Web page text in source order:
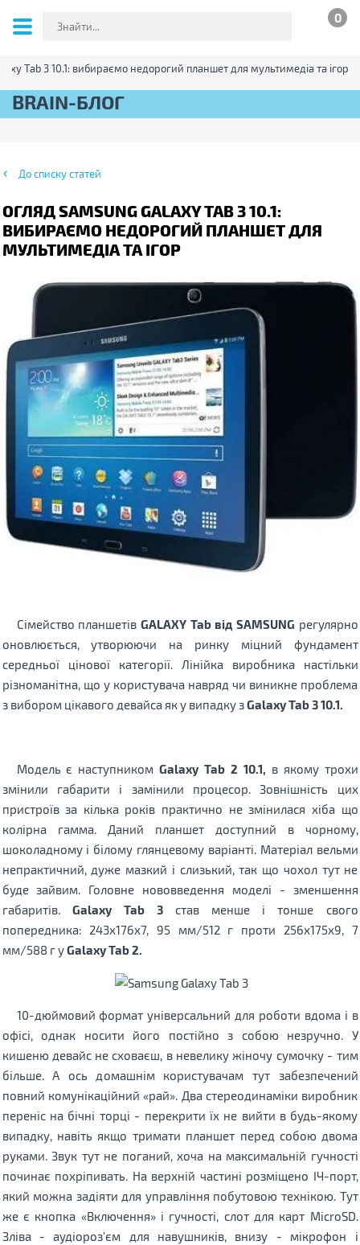
0
Tab 3 10.1: вибираємо недорогий планшет для мультимедіа та ігор
BRAIN-БЛОГ
До списку статей
ОГЛЯД SAMSUNG GALAXY TAB 3 10.1:
ВИБИРАЄМО НЕДОРОГИЙ ПЛАНШЕТ ДЛЯ
МУЛЬТИМЕДІА ТА ІГОР
Сімейство планшетів GALAXY Tab від SAMSUNG регулярно
оновлюється, утворюючи на ринку міцний фундамент
середньої цінової категорії. Лінійка виробника настільки
різноманітна, що у користувача навряд чи виникне проблема
з вибором цікавого девайса як у випадку зGalaxy Tab 3 10.1.
Модель є наступникомGalaxy Tab 2 10.1, в якому трохи
змінили габарити і замінили процесор. Зовнішність цих
пристроїв за кілька років практично не змінилася хіба що
колірна гамма. Даний планшет доступний в чорному,
шоколадному і білому глянцевому варіанті. Матеріал вельми
непрактичний, дуже мазкий і слизький, так що чохол тут не
буде зайвим. Головне нововведення моделі - зменшення
габаритів. Galaxy Tab 3став менше і тонше свого
попередника: 243x176x7, 95 мм/512 г проти 256х175х9, 7
мм/588 г уGalaxy Tab 2.
10-дюймовий формат універсальний для роботи вдома і в
офісі, однак носити його постійно з собою незручно. У
кишеню девайс не сховаєш, в невелику жіночу сумочку - тим
більше. А ось домашнім користувачам тут забезпечений
повний комунікаційний «рай». Два стереодинаміки виробник
переніс на бічні торці - перекрити їх не вийти в будь-якому
випадку, навіть якщо тримати планшет перед собою двома
руками. Звук тут не поганий, хоча на максимальній гучності
починає похріпивать. На верхній частині розміщено ІЧ-порт,
який можна задіяти для управління побутовою технікою. Тут
же є кнопка «Включення» і гучності, слот для карт MicroSD.
Зліва - аудіороз'єм для навушників, внизу - мікрофон і